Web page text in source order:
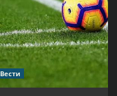
Вести